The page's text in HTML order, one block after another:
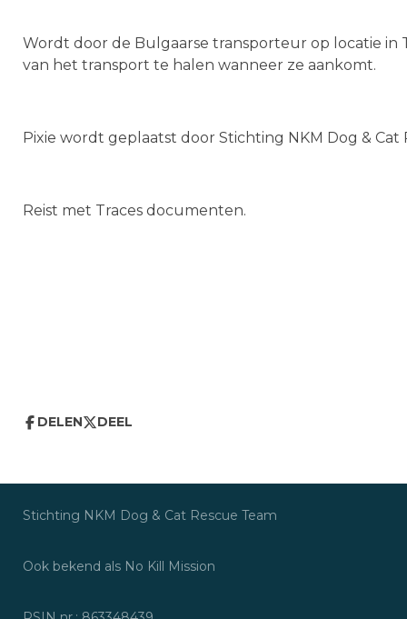
Wordt door de Bulgaarse transporteur op locatie in
van het transport te halen wanneer ze aankomt.
Pixie wordt geplaatst door Stichting NKM Dog & Cat
Reist met Traces documenten.
DELEN DEEL
Stichting NKM Dog & Cat Rescue Team
Ook bekend als No Kill Mission